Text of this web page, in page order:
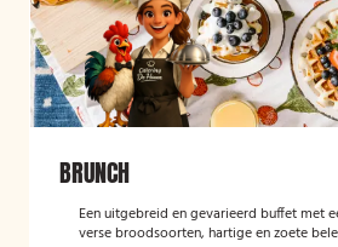
BRUNCH
Een uitgebreid en gevarieerd buffet met
verse broodsoorten, hartige en zoete